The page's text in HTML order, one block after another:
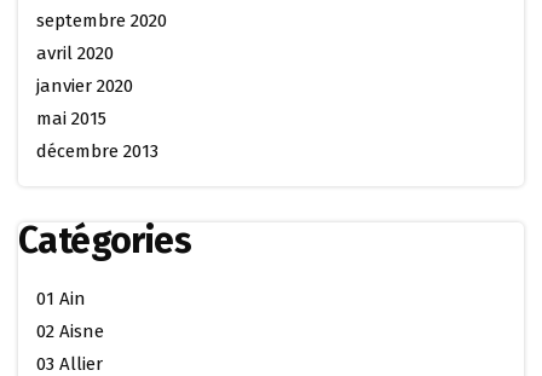
septembre 2020
avril 2020
janvier 2020
mai 2015
décembre 2013
Catégories
01 Ain
02 Aisne
03 Allier